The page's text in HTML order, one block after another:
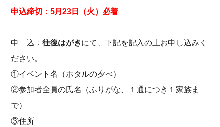
申込締切：5月23日（火）必着
申 込：往復はがきにて、下記を記入の上お申し込みく
ださい。
①イベント名（ホタルの夕べ）
②参加者全員の氏名（ふりがな、１通につき１家族ま
で）
③住所